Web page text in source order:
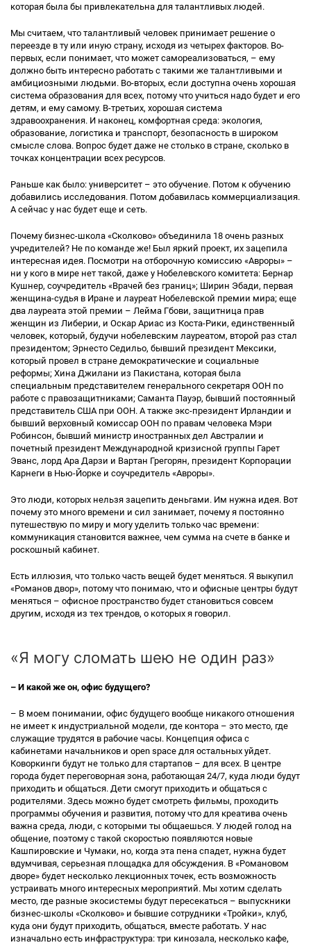
которая была бы привлекательна для талантливых людей.
Мы считаем, что талантливый человек принимает решение о
переезде в ту или иную страну, исходя из четырех факторов. Во-
первых, если понимает, что может самореализоваться, – ему
должно быть интересно работать с такими же талантливыми и
амбициозными людьми. Во-вторых, если доступна очень хорошая
система образования для всех, потому что учиться надо будет и его
детям, и ему самому. В-третьих, хорошая система
здравоохранения. И наконец, комфортная среда: экология,
образование, логистика и транспорт, безопасность в широком
смысле слова. Вопрос будет даже не столько в стране, сколько в
точках концентрации всех ресурсов.
Раньше как было: университет – это обучение. Потом к обучению
добавились исследования. Потом добавилась коммерциализация.
А сейчас у нас будет еще и сеть.
Почему бизнес-школа «Сколково» объединила 18 очень разных
учредителей? Не по команде же! Был яркий проект, их зацепила
интересная идея. Посмотри на отборочную комиссию «Авроры» –
ни у кого в мире нет такой, даже у Нобелевского комитета: Бернар
Кушнер, соучредитель «Врачей без границ»; Ширин Эбади, первая
женщина-судья в Иране и лауреат Нобелевской премии мира; еще
два лауреата этой премии – Лейма Гбови, защитница прав
женщин из Либерии, и Оскар Ариас из Коста-Рики, единственный
человек, который, будучи нобелевским лауреатом, второй раз стал
президентом; Эрнесто Седильо, бывший президент Мексики,
который провел в стране демократические и социальные
реформы; Хина Джилани из Пакистана, которая была
специальным представителем генерального секретаря ООН по
работе с правозащитниками; Саманта Пауэр, бывший постоянный
представитель США при ООН. А также экс-президент Ирландии и
бывший верховный комиссар ООН по правам человека Мэри
Робинсон, бывший министр иностранных дел Австралии и
почетный президент Международной кризисной группы Гарет
Эванс, лорд Ара Дарзи и Вартан Грегорян, президент Корпорации
Карнеги в Нью-Йорке и соучредитель «Авроры».
Это люди, которых нельзя зацепить деньгами. Им нужна идея. Вот
почему это много времени и сил занимает, почему я постоянно
путешествую по миру и могу уделить только час времени:
коммуникация становится важнее, чем сумма на счете в банке и
роскошный кабинет.
Есть иллюзия, что только часть вещей будет меняться. Я выкупил
«Романов двор», потому что понимаю, что и офисные центры будут
меняться – офисное пространство будет становиться совсем
другим, исходя из тех трендов, о которых я говорил.
«Я могу сломать шею не один раз»
– И какой же он, офис будущего?
– В моем понимании, офис будущего вообще никакого отношения
не имеет к индустриальной модели, где контора – это место, где
служащие трудятся в рабочие часы. Концепция офиса с
кабинетами начальников и open space для остальных уйдет.
Коворкинги будут не только для стартапов – для всех. В центре
города будет переговорная зона, работающая 24/7, куда люди будут
приходить и общаться. Дети смогут приходить и общаться с
родителями. Здесь можно будет смотреть фильмы, проходить
программы обучения и развития, потому что для креатива очень
важна среда, люди, с которыми ты общаешься. У людей голод на
общение, поэтому с такой скоростью появляются новые
Кашпировские и Чумаки, но, когда эта пена спадет, нужна будет
вдумчивая, серьезная площадка для обсуждения. В «Романовом
дворе» будет несколько лекционных точек, есть возможность
устраивать много интересных мероприятий. Мы хотим сделать
место, где разные экосистемы будут пересекаться – выпускники
бизнес-школы «Сколково» и бывшие сотрудники «Тройки», клуб,
куда они будут приходить, общаться, вместе работать. У нас
изначально есть инфраструктура: три кинозала, несколько кафе,